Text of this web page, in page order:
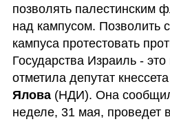
позволять палестинским
над кампусом. Позволить
кампуса протестовать
Государства Израиль -
отметила депутат кнессета
Ялова (НДИ). Она
неделе, 31 мая, проведет